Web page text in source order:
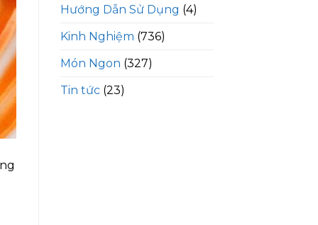
Hướng Dẫn Sử Dụng (4)
Kinh Nghiệm (736)
Món Ngon (327)
Tin tức(23)